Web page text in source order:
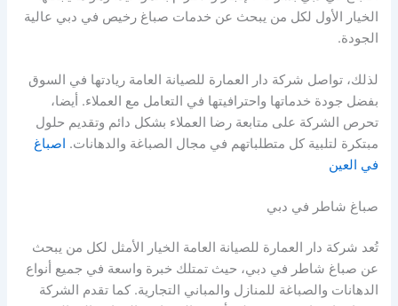
الخيار الأول لكل من يبحث عن خدمات صباغ رخيص في دبي عالية
الجودة.
لذلك، تواصل شركة دار العمارة للصيانة العامة ريادتها في السوق
بفضل جودة خدماتها واحترافيتها في التعامل مع العملاء. أيضا،
تحرص الشركة على متابعة رضا العملاء بشكل دائم وتقديم حلول
مبتكرة لتلبية كل متطلباتهم في مجال الصباغة والدهانات. اصباغ
في العين
صباغ شاطر في دبي
تُعد شركة دار العمارة للصيانة العامة الخيار الأمثل لكل من يبحث
عن صباغ شاطر في دبي، حيث تمتلك خبرة واسعة في جميع أنواع
الدهانات والصباغة للمنازل والمباني التجارية. كما تقدم الشركة